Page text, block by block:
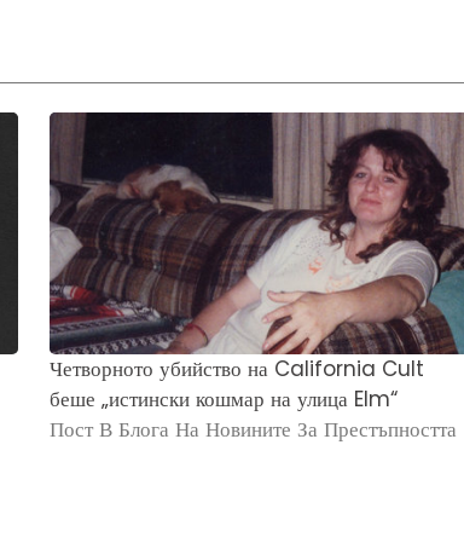
Четворното убийство на California Cult
беше „истински кошмар на улица Elm“
Пост В Блога На Новините За Престъпността